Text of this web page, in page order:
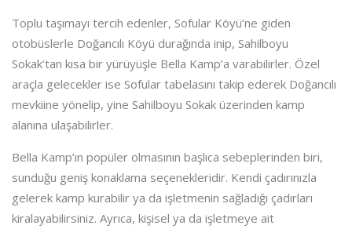
Toplu taşımayı tercih edenler, Sofular Köyü’ne giden
otobüslerle Doğancılı Köyü durağında inip, Sahilboyu
Sokak’tan kısa bir yürüyüşle Bella Kamp’a varabilirler. Özel
araçla gelecekler ise Sofular tabelasını takip ederek Doğancılı
mevkiine yönelip, yine Sahilboyu Sokak üzerinden kamp
alanına ulaşabilirler.
Bella Kamp’ın popüler olmasının başlıca sebeplerinden biri,
sunduğu geniş konaklama seçenekleridir. Kendi çadırınızla
gelerek kamp kurabilir ya da işletmenin sağladığı çadırları
kiralayabilirsiniz. Ayrıca, kişisel ya da işletmeye ait